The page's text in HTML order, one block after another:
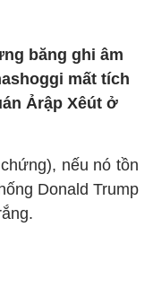
băng ghi âm
mất tích
Ảrập Xêút ở
nếu nó tồn
Donald Trump